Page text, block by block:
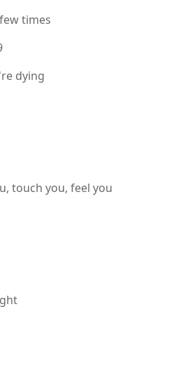
times
dying
touch you, feel you